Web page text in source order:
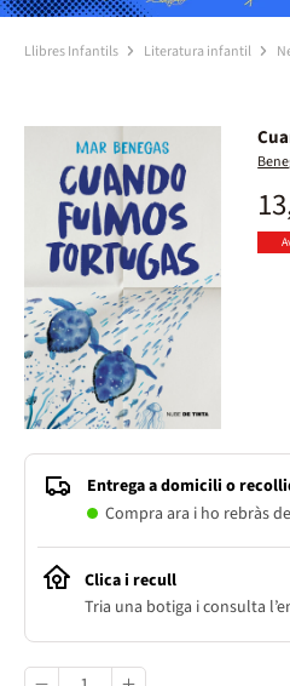
Llibres Infantils Literatura infantil
Entrega a domicili o
Compra ara i ho rebràs
Clica i recull
Tria una botiga i consulta